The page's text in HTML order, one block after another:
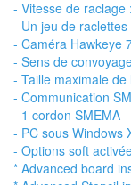
- Vitesse de
- Un jeu de
- Caméra Hawkeye
- Sens de
- Taille maximale
- Communication
- 1 cordon SMEMA
- PC sous Windows
- Options soft
* Advanced board